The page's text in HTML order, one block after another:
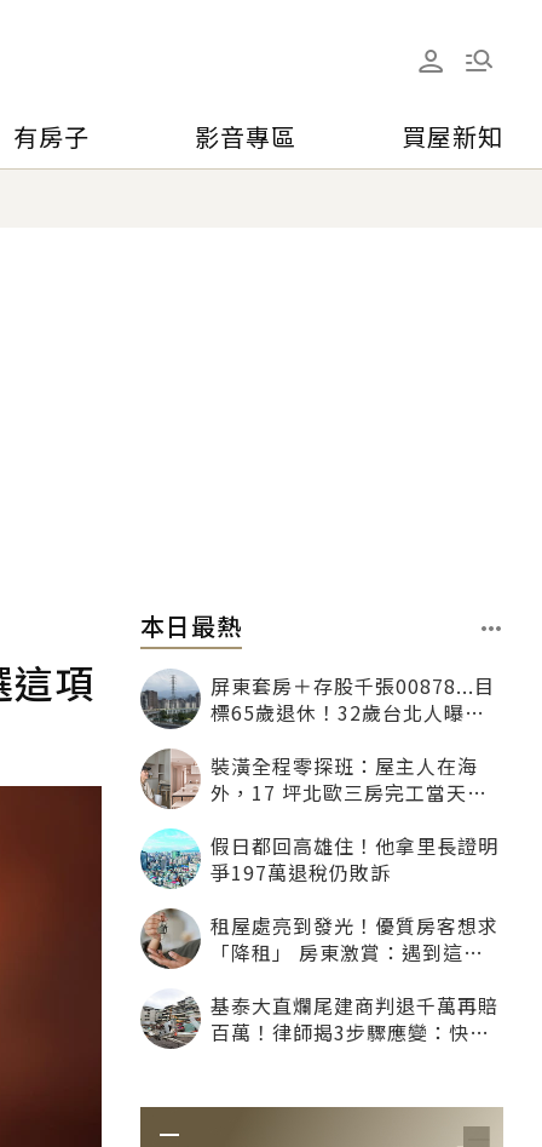
有房子 影音專區 買屋新知
這項
本日最熱
屏東套房＋存股千張00878...目
標65歲退休！32歲台北人曝：
裝潢全程零探班：屋主人在海
外，17 坪北歐三房完工當天才
假日都回高雄住！他拿里長證明
爭197萬退稅仍敗訴
租屋處亮到發光！優質房客想求
「降租」 房東激賞：遇到這種
基泰大直爛尾建商判退千萬再賠
百萬！律師揭3步驟應變：快通